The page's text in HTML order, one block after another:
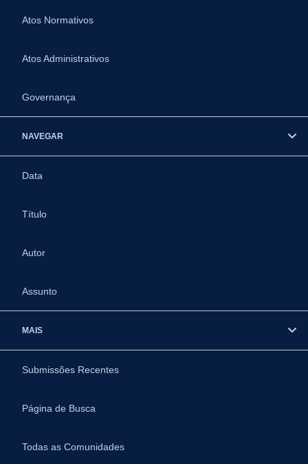
Atos Normativos
Atos Administrativos
Governança
NAVEGAR
Data
Título
Autor
Assunto
MAIS
Submissões Recentes
Página de Busca
Todas as Comunidades